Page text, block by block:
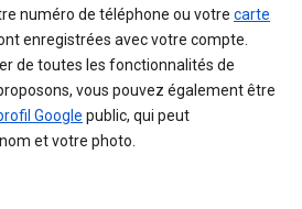
numéro de téléphone ou votre carte
enregistrées avec votre compte.
de toutes les fonctionnalités de
vous pouvez également être
Google public, qui peut
et votre photo.